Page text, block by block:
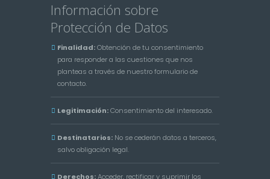
Información sobre
Protección de Datos
Finalidad:Obtención de tu consentimiento
para responder a las cuestiones que nos
planteas a través de nuestro formulario de
contacto.
Legitimación:Consentimiento del interesado.
Destinatarios: No se cederán datos a terceros,
salvo obligación legal.
Derechos:Acceder, rectificar y suprimir los